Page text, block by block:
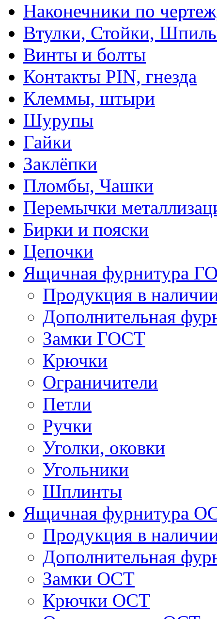
Наконечники по
Втулки, Стойки,
Винты и болты
Контакты PIN, гнезда
Клеммы, штыри
Шурупы
Гайки
Заклёпки
Пломбы, Чашки
Перемычки
Бирки и пояски
Цепочки
Ящичная фурнитура
Продукция в
Дополнительная
Замки ГОСТ
Крючки
Ограничители
Петли
Ручки
Уголки, оковки
Угольники
Шплинты
Ящичная фурнитура
Продукция в
Дополнительная
Замки ОСТ
Крючки ОСТ